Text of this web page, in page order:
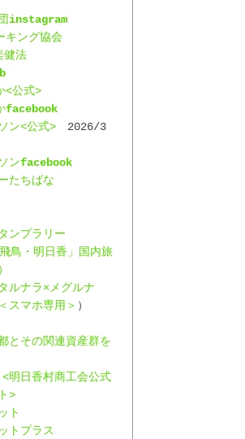
instagram
キング協会
健法
<公式>
facebook
ン<公式> 2026/3
ンfacebook
たちばな
ンプラリー
飛鳥・明日香」国内旅
ルナラ×メグルナ
スマホ専用＞ ）
とその関連資産群を
<明日香村商工会公式
>
ト
トプラス